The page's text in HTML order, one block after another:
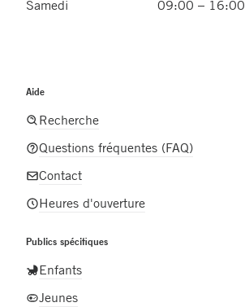
Samedi
09:00 – 16:00
Aide
Recherche
Questions fréquentes (FAQ)
Contact
Heures d'ouverture
Publics spécifiques
Enfants
Jeunes